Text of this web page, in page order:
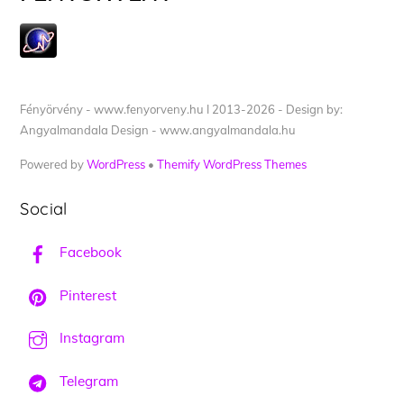
Fényörvény - www.fenyorveny.hu I 2013-2026 - Design by:
Angyalmandala Design - www.angyalmandala.hu
Powered byWordPress •Themify WordPress Themes
Social
Facebook
Pinterest
Instagram
Telegram